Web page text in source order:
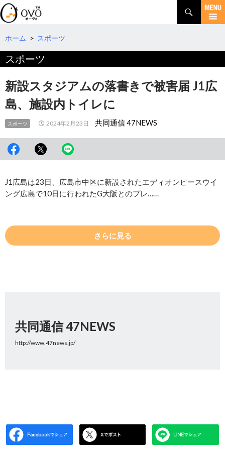
検
索
コ
テ
へ
移
動
ホーム > スポーツ
スポーツ
新設スタジアムの落書きで被害届 J1広
島、施設内トイレに
スポーツ 2024年2月23日 共同通信 47NEWS
J1広島は23日、広島市中区に新設されたエディオンピースウイ
ング広島で10日に行われたG大阪とのプレ……
さらに見る
共同通信 47NEWS
http://www.47news.jp/